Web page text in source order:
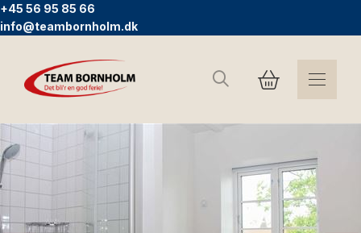
+45 56 95 85 66
info@teambornholm.dk
Sök